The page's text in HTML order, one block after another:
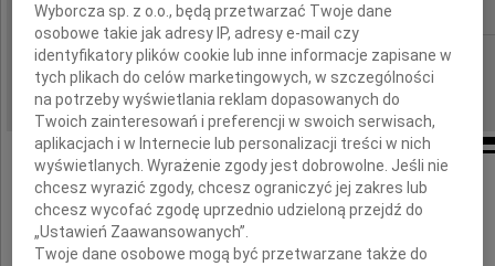
IMIĘ I NAZWISKO:
REGION: Warszawa
DATA EMISJI: 09.06.2026
Wyborcza sp. z o.o., będą przetwarzać Twoje dane
osobowe takie jak adresy IP, adresy e-mail czy
identyfikatory plików cookie lub inne informacje zapisane w
tych plikach do celów marketingowych, w szczególności
na potrzeby wyświetlania reklam dopasowanych do
Twoich zainteresowań i preferencji w swoich serwisach,
aplikacjach i w Internecie lub personalizacji treści w nich
wyświetlanych. Wyrażenie zgody jest dobrowolne. Jeśli nie
chcesz wyrazić zgody, chcesz ograniczyć jej zakres lub
chcesz wycofać zgodę uprzednio udzieloną przejdź do
„Ustawień Zaawansowanych”.
Twoje dane osobowe mogą być przetwarzane także do